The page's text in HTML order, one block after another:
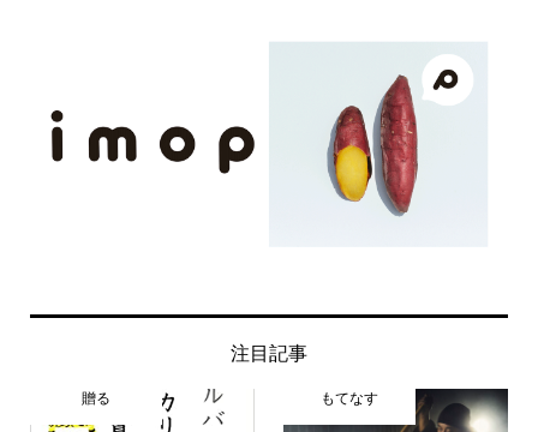
注目記事
贈る もてなす